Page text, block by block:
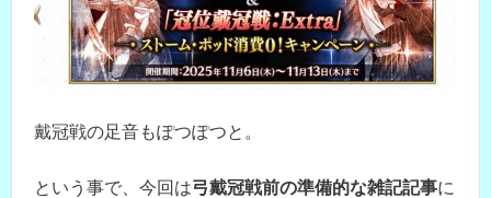
戴冠戦の足音もぽつぽつと。
という事で、今回は弓戴冠戦前の準備的な雑記記事に